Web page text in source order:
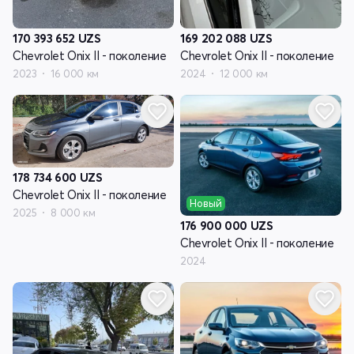
170 393 652 UZS
Chevrolet Onix II - поколение
2023 16 000 км
169 202 088 UZS
Chevrolet Onix II - поколение
2024 12 000 км
178 734 600 UZS
Chevrolet Onix II - поколение
2025 8 000 км
Новый
176 900 000 UZS
Chevrolet Onix II - поколение
2024